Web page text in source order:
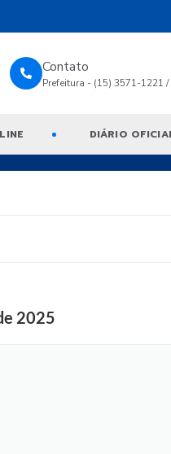
Contato
Prefeitura - (15) 3571-1221
DIÁRIO
2025